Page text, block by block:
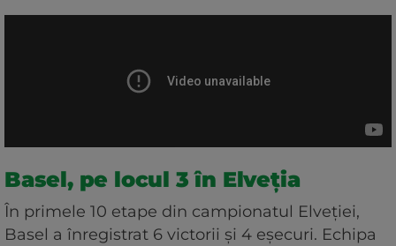
Basel, pe locul 3 în Elveția
În primele 10 etape din campionatul Elveției,
Basel a înregistrat 6 victorii și 4 eșecuri. Echipa